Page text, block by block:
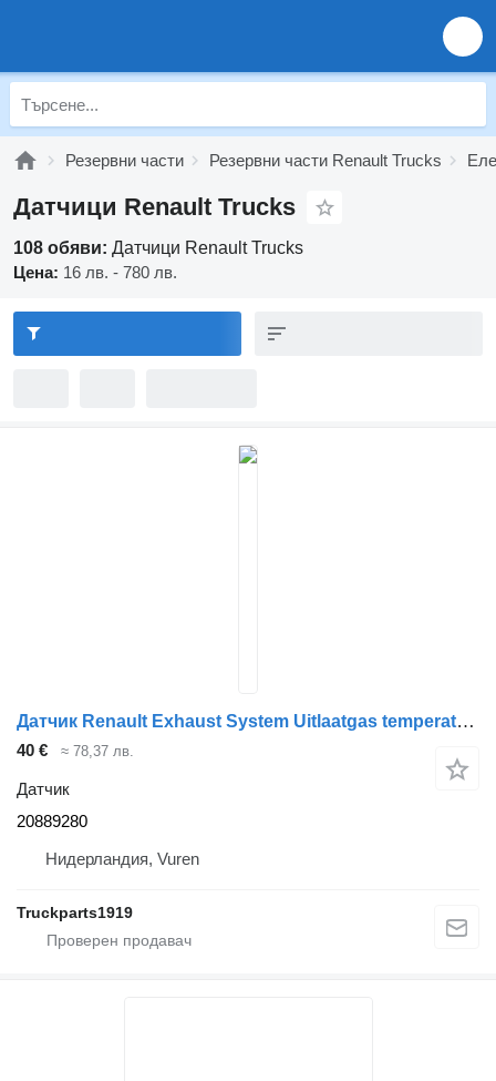
Резервни части Резервни части Renault Trucks
Датчици Renault Trucks
108 обяви: Датчици Renault Trucks
Цена: 16 лв. - 780 лв.
Датчик Renault Exhaust System Uitlaatgas temperatuur 20889280 за камион
40 € ≈ 78,37 лв.
Датчик
20889280
Нидерландия, Vuren
Truckparts1919